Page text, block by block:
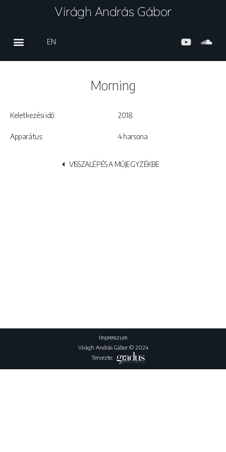
Virágh András Gábor
EN
Morning
Keletkezési idő: 2018.
Apparátus: 4 harsona
VISSZALÉPÉS A MŰJEGYZÉKBE
Impresszum
Virágh András Gábor © 2024
Tervezte: